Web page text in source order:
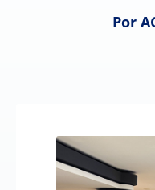
Por